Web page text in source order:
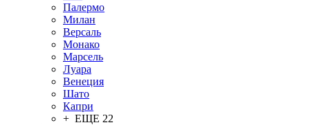
Палермо
Милан
Версаль
Монако
Марсель
Луара
Венеция
Шато
Капри
+ ЕЩЕ 22